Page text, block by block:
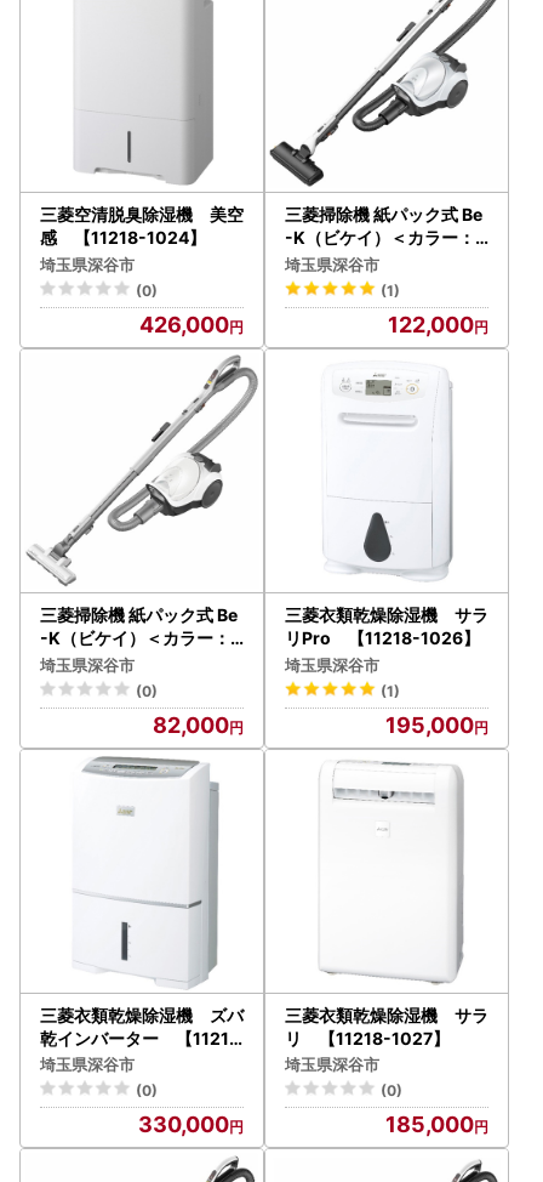
三菱空清脱臭除湿機 美空
感 【11218-1024】
埼玉県深谷市
(0)
426,000
三菱掃除機 紙パック式 Be
-K（ビケイ）＜カラー：
クールシルバー＞ 【112
18-1014】
埼玉県深谷市
(1)
122,000
三菱掃除機 紙パック式 Be
-K（ビケイ）＜カラー：
シャイニーホワイト＞ 【
11218-1013】
埼玉県深谷市
(0)
82,000
三菱衣類乾燥除湿機 サラ
リPro 【11218-1026】
埼玉県深谷市
(1)
195,000
三菱衣類乾燥除湿機 ズバ
乾インバーター 【11218
-1025】
埼玉県深谷市
(0)
330,000
三菱衣類乾燥除湿機 サラ
リ 【11218-1027】
埼玉県深谷市
(0)
185,000